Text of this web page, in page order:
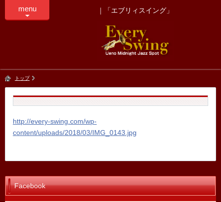
｜「エブリィスイング」
menu
トップ
http://every-swing.com/wp-
content/uploads/2018/03/IMG_0143.jpg
Facebook